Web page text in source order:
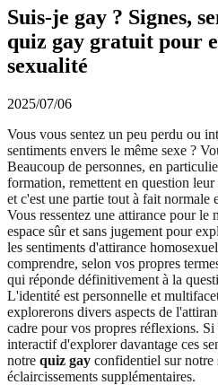
Suis-je gay ? Signes,
quiz gay gratuit pour
sexualité
2025/07/06
Vous vous sentez un peu perdu ou
sentiments envers le même sexe ?
Beaucoup de personnes, en
formation, remettent en question
et c'est une partie tout à fait normale
Vous ressentez une attirance pour le
espace sûr et sans jugement pour
les sentiments d'attirance
comprendre, selon vos propres
qui réponde définitivement à la
L'identité est personnelle et
explorerons divers aspects de
cadre pour vos propres réflexions.
interactif d'explorer davantage ces
notre quiz gay confidentiel sur notre
éclaircissements supplémentaires.